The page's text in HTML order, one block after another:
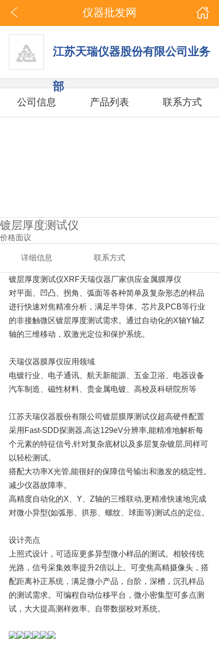
仪器批发网
江苏天瑞仪器股份有限公司业务
部
公司信息 产品列表 联系方式
镀层厚度测试仪
价格面议
详细信息 联系方式
镀层厚度测试仪XRF天瑞仪器厂家供应金属膜厚仪
对平面、凹凸、拐角、弧面等各种简单及复杂形态的样品
进行快速对焦精准分析，满足半导体、芯片及PCB等行业
的非接触微区镀层厚度测试需求。通过自动化的X轴Y轴Z
轴的三维移动，双激光定位和保护系统。
天瑞仪器膜厚仪应用领域
电镀行业、电子通讯、航天新能源、五金卫浴、电器设备
汽车制造、磁性材料、贵金属电镀、高校及科研院所等
江苏天瑞仪器股份有限公司镀层膜厚测试仪超高硬件配置
采用Fast-SDD探测器,高达129eV分辨率,能精准地解析每
个元素的特征信号,针对复杂底材以及多层复杂镀层,同样可
以轻松测试。
搭配大功率X光管,能很好的保障信号输出和激发的稳定性,
减少仪器故障率。
高精度自动化的X、Y、Z轴的三维联动,更精准快速地完成
对微小异型(如弧形、拱形、螺纹、球面等)测试点的定位。
设计亮点
上照式设计，可适应更多异型微小样品的测试。相较传统
光路，信号采集效率提升2倍以上。可变焦高精摄像头，搭
配距离补正系统，满足微小产品，台阶，深槽，沉孔样品
的测试需求。可编程自动位移平台，微小密集型可多点测
试，大大提高测样效率。自带数据校对系统。